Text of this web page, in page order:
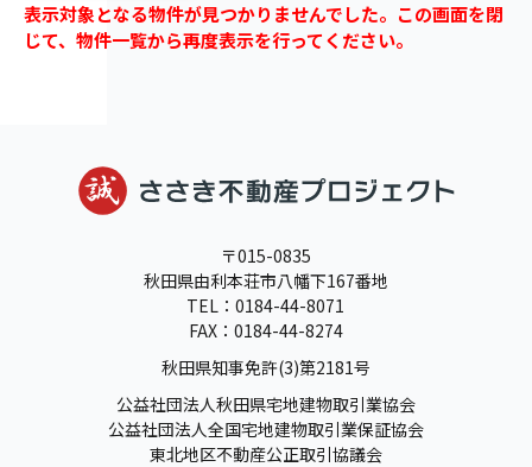
表示対象となる物件が見つかりませんでした。この画面を閉
じて、物件一覧から再度表示を行ってください。
〒015-0835
秋田県由利本荘市八幡下167番地
TEL：0184-44-8071
FAX：0184-44-8274
秋田県知事免許(3)第2181号
公益社団法人秋田県宅地建物取引業協会
公益社団法人全国宅地建物取引業保証協会
東北地区不動産公正取引協議会